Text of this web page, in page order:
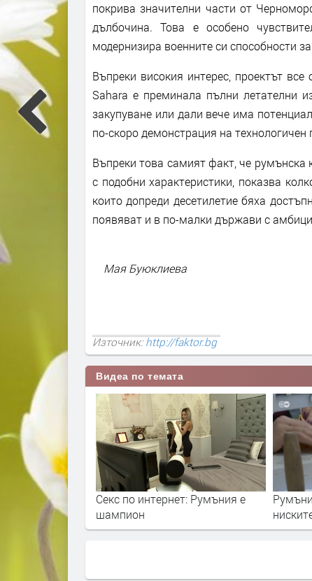
покрива значителни части от
дълбочина. Това е особено
модернизира военните си способности
Въпреки високия интерес, проектът
Sahara е преминала пълни летателни
закупуване или дали вече има
по-скоро демонстрация на
Въпреки това самият факт, че румънска
с подобни характеристики, показва
които допреди десетилетие бяха
появяват и в по-малки държави с
Мая Буюклиева
Източник:http://faktor.bg
Видеа по темата
Секс по интернет: Румъния е
шампион